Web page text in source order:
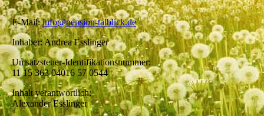
E-Mail:info@pension-talblick.de
Inhaber: Andrea Esslinger
Umsatzsteuer-Identifikationsnummer:
11 15 363 04016 57 0544
Inhalt verantwortlich:
Alexander Esslinger